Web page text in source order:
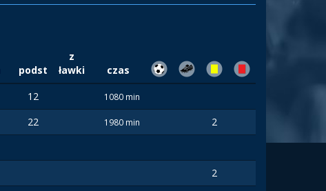
podst
z
ławki
czas
12 1080 min
22 1980 min
2
2